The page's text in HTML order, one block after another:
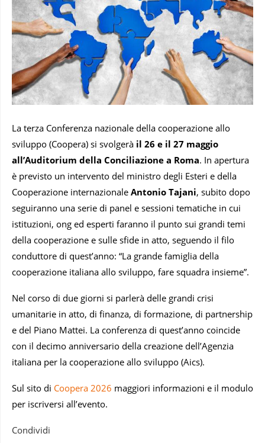
La terza Conferenza nazionale della cooperazione allo
sviluppo (Coopera) si svolgerà il 26 e il 27 maggio
all’Auditorium della Conciliazione a Roma. In apertura
è previsto un intervento del ministro degli Esteri e della
Cooperazione internazionale Antonio Tajani, subito dopo
seguiranno una serie di panel e sessioni tematiche in cui
istituzioni, ong ed esperti faranno il punto sui grandi temi
della cooperazione e sulle sfide in atto, seguendo il filo
conduttore di quest’anno: “La grande famiglia della
cooperazione italiana allo sviluppo, fare squadra insieme”.
Nel corso di due giorni si parlerà delle grandi crisi
umanitarie in atto, di finanza, di formazione, di partnership
e del Piano Mattei. La conferenza di quest’anno coincide
con il decimo anniversario della creazione dell’Agenzia
italiana per la cooperazione allo sviluppo (Aics).
Sul sito di Coopera 2026 maggiori informazioni e il modulo
per iscriversi all’evento.
Condividi